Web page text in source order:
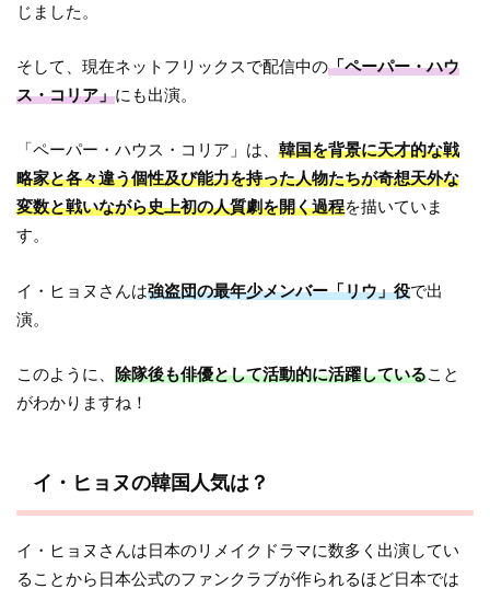
じました。
そして、現在ネットフリックスで配信中の「ペーパー・ハウ
ス・コリア」にも出演。
「ペーパー・ハウス・コリア」は、韓国を背景に天才的な戦
略家と各々違う個性及び能力を持った人物たちが奇想天外な
変数と戦いながら史上初の人質劇を開く過程を描いていま
す。
イ・ヒョヌさんは強盗団の最年少メンバー「リウ」役で出
演。
このように、除隊後も俳優として活動的に活躍していること
がわかりますね！
イ・ヒョヌの韓国人気は？
イ・ヒョヌさんは日本のリメイクドラマに数多く出演してい
ることから日本公式のファンクラブが作られるほど日本では